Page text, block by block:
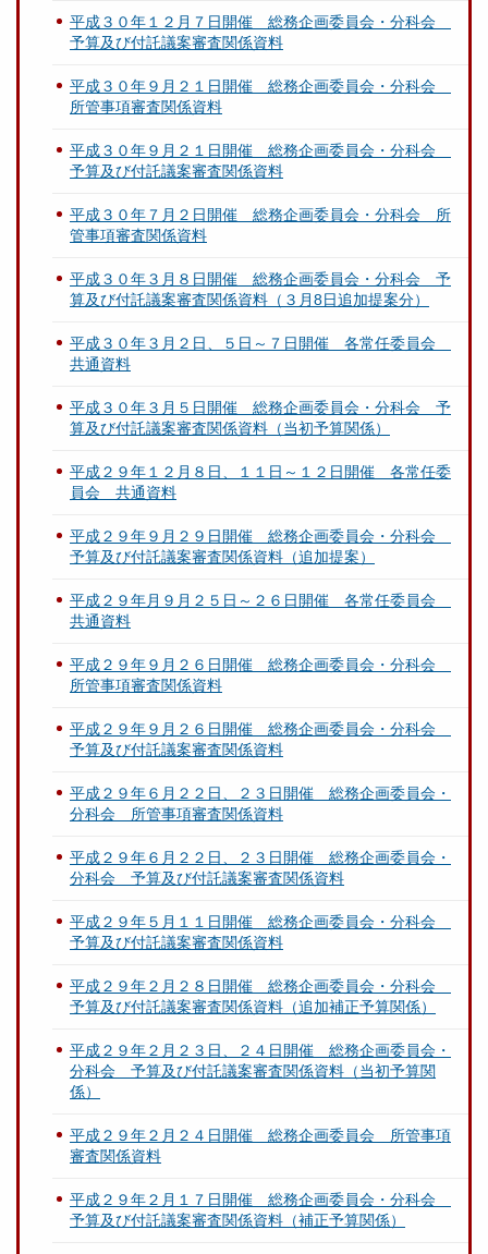
平成３０年１２月７日開催 総務企画委員会・分科会
予算及び付託議案審査関係資料
平成３０年９月２１日開催 総務企画委員会・分科会
所管事項審査関係資料
平成３０年９月２１日開催 総務企画委員会・分科会
予算及び付託議案審査関係資料
平成３０年７月２日開催 総務企画委員会・分科会 所
管事項審査関係資料
平成３０年３月８日開催 総務企画委員会・分科会 予
算及び付託議案審査関係資料（３月8日追加提案分）
平成３０年３月２日、５日～７日開催 各常任委員会
共通資料
平成３０年３月５日開催 総務企画委員会・分科会 予
算及び付託議案審査関係資料（当初予算関係）
平成２９年１２月８日、１１日～１２日開催 各常任委
員会 共通資料
平成２９年９月２９日開催 総務企画委員会・分科会
予算及び付託議案審査関係資料（追加提案）
平成２９年月９月２５日～２６日開催 各常任委員会
共通資料
平成２９年９月２６日開催 総務企画委員会・分科会
所管事項審査関係資料
平成２９年９月２６日開催 総務企画委員会・分科会
予算及び付託議案審査関係資料
平成２９年６月２２日、２３日開催 総務企画委員会・
分科会 所管事項審査関係資料
平成２９年６月２２日、２３日開催 総務企画委員会・
分科会 予算及び付託議案審査関係資料
平成２９年５月１１日開催 総務企画委員会・分科会
予算及び付託議案審査関係資料
平成２９年２月２８日開催 総務企画委員会・分科会
予算及び付託議案審査関係資料（追加補正予算関係）
平成２９年２月２３日、２４日開催 総務企画委員会・
分科会 予算及び付託議案審査関係資料（当初予算関
係）
平成２９年２月２４日開催 総務企画委員会 所管事項
審査関係資料
平成２９年２月１７日開催 総務企画委員会・分科会
予算及び付託議案審査関係資料（補正予算関係）